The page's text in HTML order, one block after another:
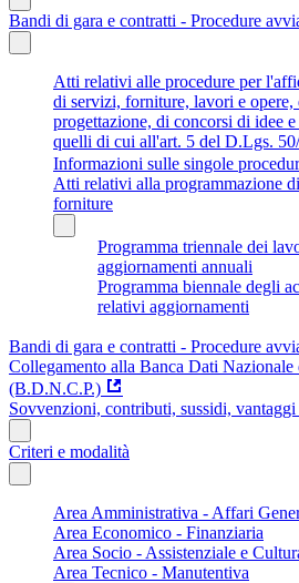
Bandi di gara e contratti - Procedure
Atti relativi alle procedure per
di servizi, forniture, lavori e
progettazione, di concorsi di idee
quelli di cui all'art. 5 del D.Lgs.
Informazioni sulle singole
Atti relativi alla programmazione
forniture
Programma triennale dei
aggiornamenti annuali
Programma biennale degli
relativi aggiornamenti
Bandi di gara e contratti - Procedure
Collegamento alla Banca Dati
(B.D.N.C.P.)
Sovvenzioni, contributi, sussidi,
Criteri e modalità
Area Amministrativa - Affari
Area Economico - Finanziaria
Area Socio - Assistenziale e
Area Tecnico - Manutentiva